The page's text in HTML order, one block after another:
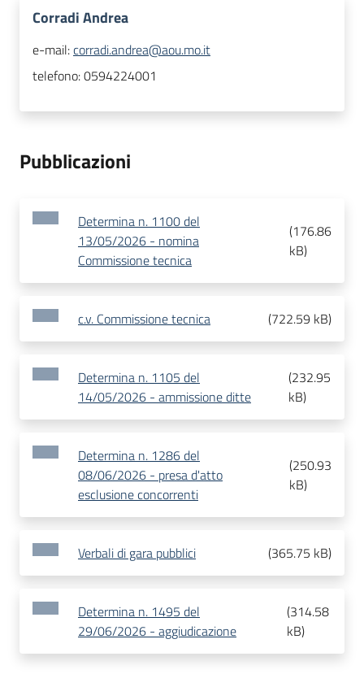
Corradi Andrea
e-mail:corradi.andrea@aou.mo.it
telefono:0594224001
Pubblicazioni
Determina n. 1100 del
13/05/2026 - nomina
Commissione tecnica
(176.86
kB)
c.v. Commissione tecnica (722.59 kB)
Determina n. 1105 del
14/05/2026 - ammissione ditte
(232.95
kB)
Determina n. 1286 del
08/06/2026 - presa d'atto
esclusione concorrenti
(250.93
kB)
Verbali di gara pubblici (365.75 kB)
Determina n. 1495 del
29/06/2026 - aggiudicazione
(314.58
kB)